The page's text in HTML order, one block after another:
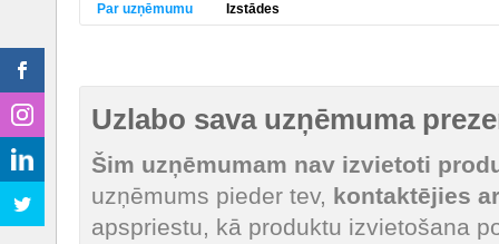
Par uzņēmumu Izstādes
Uzlabo sava uzņēmuma
Šim uzņēmumam nav izvietoti
uzņēmums pieder tev, kontaktējies
apspriestu, kā produktu izvietošana